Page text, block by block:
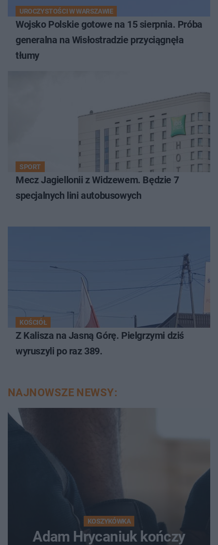
UROCZYSTOŚCI W WARSZAWIE
Wojsko Polskie gotowe na 15 sierpnia. Próba
generalna na Wisłostradzie przyciągnęła
tłumy
SPORT
Mecz Jagiellonii z Widzewem. Będzie 7
specjalnych lini autobusowych
KOŚCIÓŁ
Z Kalisza na Jasną Górę. Pielgrzymi dziś
wyruszyli po raz 389.
NAJNOWSZE NEWSY:
KOSZYKÓWKA
Adam Hrycaniuk kończy